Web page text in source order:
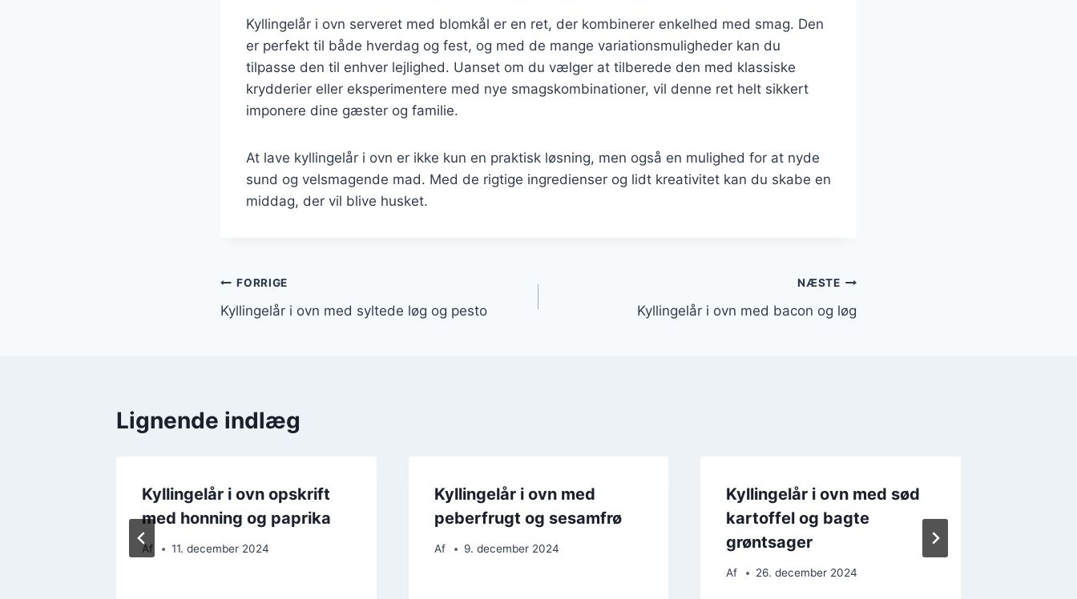
Kyllingelår i ovn serveret med blomkål er en ret, der kombinerer enkelhed med smag. Den
er perfekt til både hverdag og fest, og med de mange variationsmuligheder kan du
tilpasse den til enhver lejlighed. Uanset om du vælger at tilberede den med klassiske
krydderier eller eksperimentere med nye smagskombinationer, vil denne ret helt sikkert
imponere dine gæster og familie.
At lave kyllingelår i ovn er ikke kun en praktisk løsning, men også en mulighed for at nyde
sund og velsmagende mad. Med de rigtige ingredienser og lidt kreativitet kan du skabe en
middag, der vil blive husket.
Indlægsnavigation
FORRIGE
Kyllingelår i ovn med syltede løg og pesto
NÆSTE
Kyllingelår i ovn med bacon og løg
Lignende indlæg
Kyllingelår i ovn opskrift
med honning og paprika
Af 11. december 2024
Kyllingelår i ovn med
peberfrugt og sesamfrø
Af 9. december 2024
Kyllingelår i ovn med sød
kartoffel og bagte
grøntsager
Af 26. december 2024